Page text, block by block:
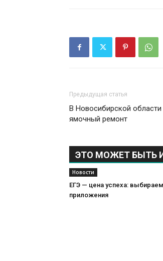
Предыдущая статья
В Новосибирской
ямочный ремонт
ЭТО МОЖЕТ БЫТЬ
Новости
ЕГЭ — цена успеха: выбираем
приложения